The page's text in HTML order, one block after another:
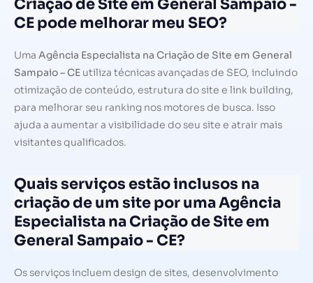
Criação de Site em General Sampaio -
CE pode melhorar meu SEO?
Uma Agência Especialista na Criação de Site em General
Sampaio – CE utiliza técnicas avançadas de SEO, incluindo
otimização de conteúdo, estrutura do site e link building,
para melhorar seu ranking nos motores de busca. Isso
ajuda a aumentar a visibilidade do seu site e atrair mais
visitantes qualificados.
Quais serviços estão inclusos na
criação de um site por uma Agência
Especialista na Criação de Site em
General Sampaio - CE?
Os serviços incluem design de sites, desenvolvimento